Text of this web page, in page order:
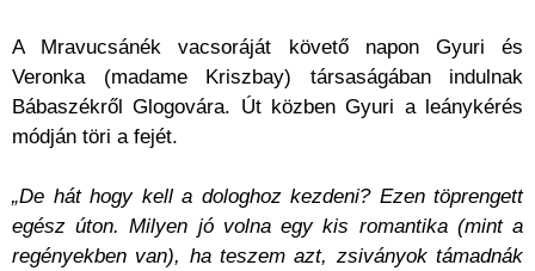
A Mravucsánék vacsoráját követő napon Gyuri és
Veronka (madame Kriszbay) társaságában indulnak
Bábaszékről Glogovára. Út közben Gyuri a leánykérés
módján töri a fejét.
„De hát hogy kell a dologhoz kezdeni? Ezen töprengett
egész úton. Milyen jó volna egy kis romantika (mint a
regényekben van), ha teszem azt, zsiványok támadnák